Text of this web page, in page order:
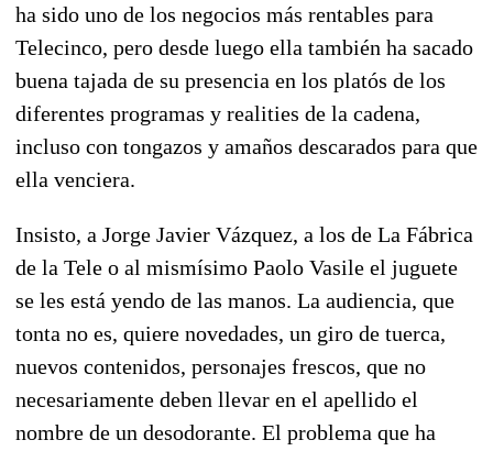
ha sido uno de los negocios más rentables para
Telecinco, pero desde luego ella también ha sacado
buena tajada de su presencia en los platós de los
diferentes programas y realities de la cadena,
incluso con tongazos y amaños descarados para que
ella venciera.
Insisto, a Jorge Javier Vázquez, a los de La Fábrica
de la Tele o al mismísimo Paolo Vasile el juguete
se les está yendo de las manos. La audiencia, que
tonta no es, quiere novedades, un giro de tuerca,
nuevos contenidos, personajes frescos, que no
necesariamente deben llevar en el apellido el
nombre de un desodorante. El problema que ha